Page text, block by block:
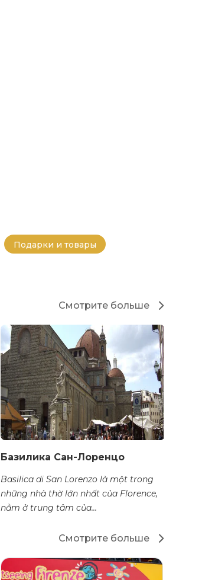
Подарки и товары
Смотрите больше
Базилика Сан-Лоренцо
Basilica di San Lorenzo là một trong
những nhà thờ lớn nhất của Florence,
nằm ở trung tâm của...
Смотрите больше